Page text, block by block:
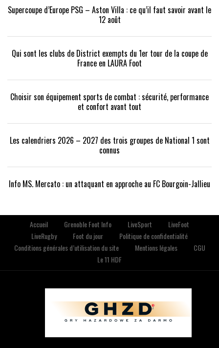
Supercoupe d’Europe PSG – Aston Villa : ce qu’il faut savoir avant le
12 août
Qui sont les clubs de District exempts du 1er tour de la coupe de
France en LAURA Foot
Choisir son équipement sports de combat : sécurité, performance
et confort avant tout
Les calendriers 2026 – 2027 des trois groupes de National 1 sont
connus
Info MS. Mercato : un attaquant en approche au FC Bourgoin-Jallieu
Accueil Grenoble Foot Info LiveSport
LiveFoot
LiveRugby
Foot du jour
Politique de confidentialité
Conditions générales d’utilisation du site
Mentions légales
CGU
Le 11 HDF